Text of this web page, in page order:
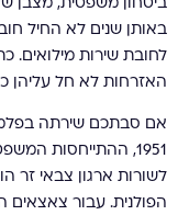
ביטחון משפטית, מצבן
באותן שנים לא החיל
לחובת שירות מילואים.
האזרחות לא חל עליהן
אם סבתכם שירתה
1951, ההתייחסות
לשורות ארגון צבאי זר
הפולנית. עבור